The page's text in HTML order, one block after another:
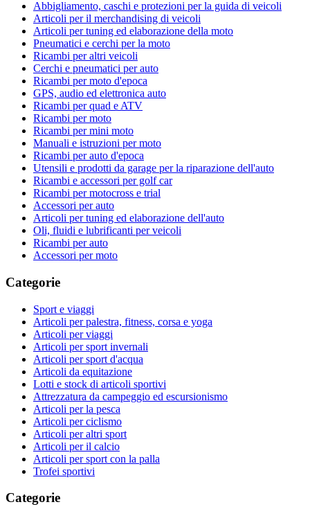
Abbigliamento, caschi e protezioni per la guida di veicoli
Articoli per il merchandising di veicoli
Articoli per tuning ed elaborazione della moto
Pneumatici e cerchi per la moto
Ricambi per altri veicoli
Cerchi e pneumatici per auto
Ricambi per moto d'epoca
GPS, audio ed elettronica auto
Ricambi per quad e ATV
Ricambi per moto
Ricambi per mini moto
Manuali e istruzioni per moto
Ricambi per auto d'epoca
Utensili e prodotti da garage per la riparazione dell'auto
Ricambi e accessori per golf car
Ricambi per motocross e trial
Accessori per auto
Articoli per tuning ed elaborazione dell'auto
Oli, fluidi e lubrificanti per veicoli
Ricambi per auto
Accessori per moto
Categorie
Sport e viaggi
Articoli per palestra, fitness, corsa e yoga
Articoli per viaggi
Articoli per sport invernali
Articoli per sport d'acqua
Articoli da equitazione
Lotti e stock di articoli sportivi
Attrezzatura da campeggio ed escursionismo
Articoli per la pesca
Articoli per ciclismo
Articoli per altri sport
Articoli per il calcio
Articoli per sport con la palla
Trofei sportivi
Categorie